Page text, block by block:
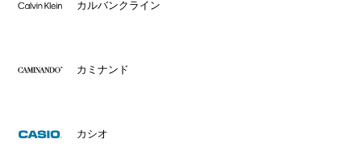
カルバンクライン
カミナンド
カシオ